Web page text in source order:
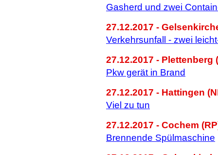
Gasherd und zwei
27.12.2017 -
Verkehrsunfall - zwei
27.12.2017 - Plettenberg
Pkw gerät in Brand
27.12.2017 - Hattingen
Viel zu tun
27.12.2017 - Cochem
Brennende Spülmaschine